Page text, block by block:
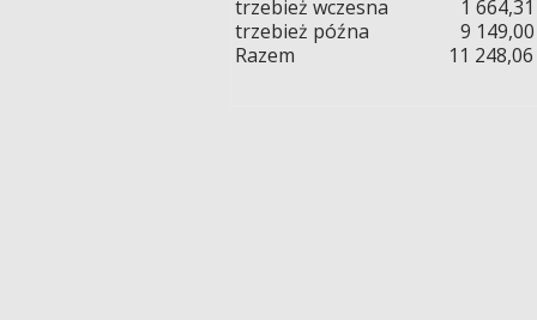
trzebież wczesna 1 664,31
trzebież późna 9 149,00
Razem 11 248,06